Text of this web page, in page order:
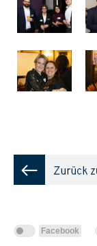
Facebook